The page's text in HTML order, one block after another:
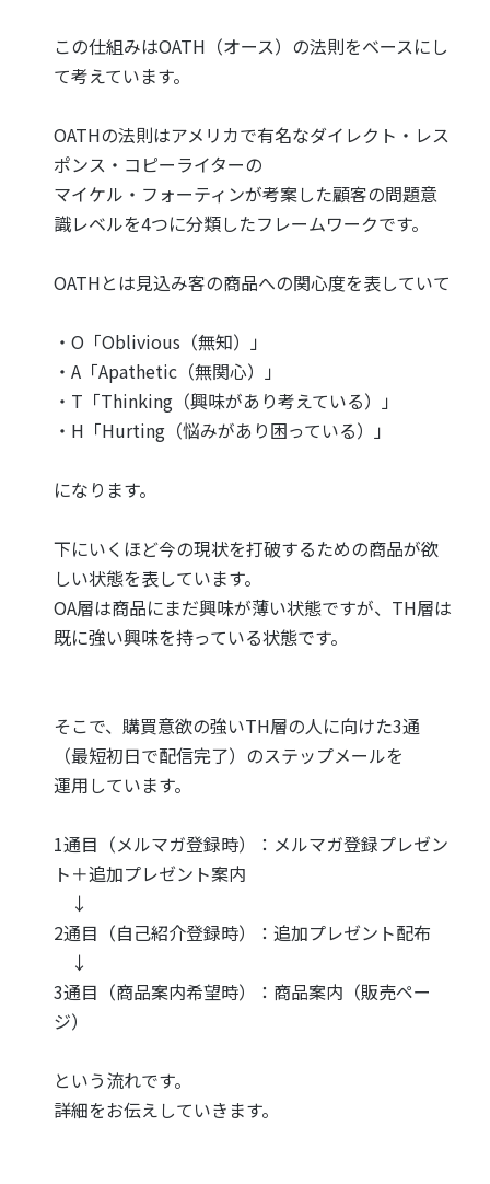
この仕組みはOATH（オース）の法則をベースにし
て考えています。
OATHの法則はアメリカで有名なダイレクト・レス
ポンス・コピーライターの
マイケル・フォーティンが考案した顧客の問題意
識レベルを4つに分類したフレームワークです。
OATHとは見込み客の商品への関心度を表していて
・O「Oblivious（無知）」
・A「Apathetic（無関心）」
・T「Thinking（興味があり考えている）」
・H「Hurting（悩みがあり困っている）」
になります。
下にいくほど今の現状を打破するための商品が欲
しい状態を表しています。
OA層は商品にまだ興味が薄い状態ですが、TH層は
既に強い興味を持っている状態です。
そこで、購買意欲の強いTH層の人に向けた3通
（最短初日で配信完了）のステップメールを
運用しています。
1通目（メルマガ登録時）：メルマガ登録プレゼン
ト＋追加プレゼント案内
↓
2通目（自己紹介登録時）：追加プレゼント配布
↓
3通目（商品案内希望時）：商品案内（販売ペー
ジ）
という流れです。
詳細をお伝えしていきます。